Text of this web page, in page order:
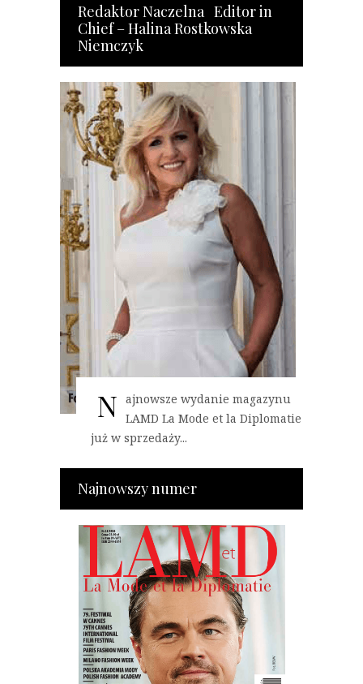
Redaktor Naczelna Editor in
Chief – Halina Rostkowska
Niemczyk
N ajnowsze wydanie magazynu
LAMD La Mode et la Diplomatie
już w sprzedaży...
Najnowszy numer